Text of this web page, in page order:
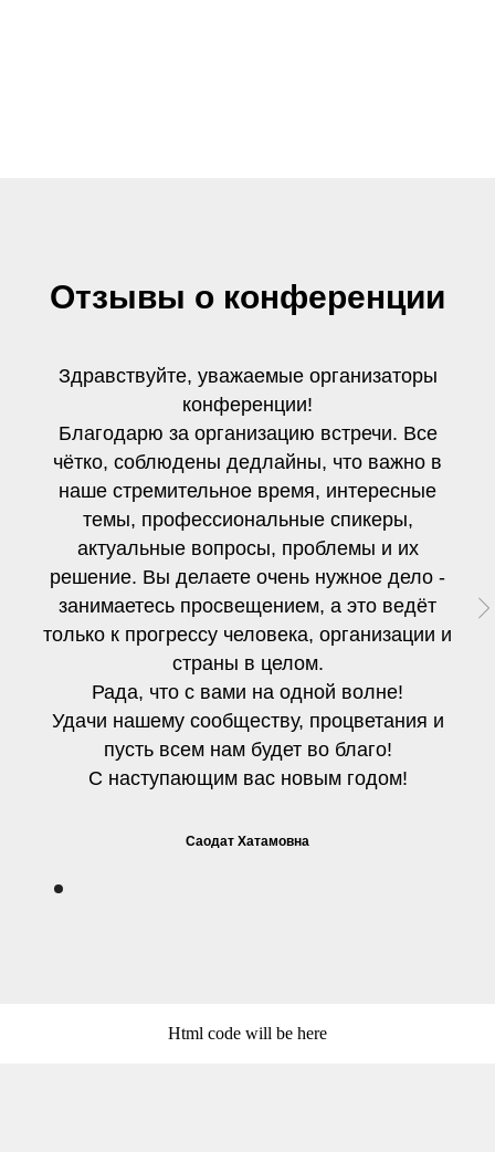
Отзывы о конференции
Здравствуйте, уважаемые организаторы
конференции!
Благодарю за организацию встречи. Все
чётко, соблюдены дедлайны, что важно в
наше стремительное время, интересные
темы, профессиональные спикеры,
актуальные вопросы, проблемы и их
решение. Вы делаете очень нужное дело -
занимаетесь просвещением, а это ведёт
только к прогрессу человека, организации и
страны в целом.
Рада, что с вами на одной волне!
Удачи нашему сообществу, процветания и
пусть всем нам будет во благо!
С наступающим вас новым годом!
Саодат Хатамовна
Html code will be here